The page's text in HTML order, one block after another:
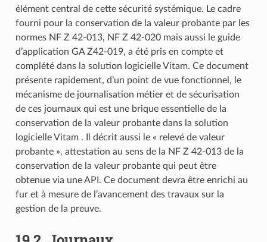
élément central de cette sécurité systémique. Le cadre
fourni pour la conservation de la valeur probante par les
normes NF Z 42‑013, NF Z 42‑020 mais aussi le guide
d’application GA Z42-019, a été pris en compte et
complété dans la solution logicielle Vitam. Ce document
présente rapidement, d’un point de vue fonctionnel, le
mécanisme de journalisation métier et de sécurisation
de ces journaux qui est une brique essentielle de la
conservation de la valeur probante dans la solution
logicielle Vitam . Il décrit aussi le « relevé de valeur
probante », attestation au sens de la NF Z 42‑013 de la
conservation de la valeur probante qui peut être
obtenue via une API. Ce document devra être enrichi au
fur et à mesure de l’avancement des travaux sur la
gestion de la preuve.